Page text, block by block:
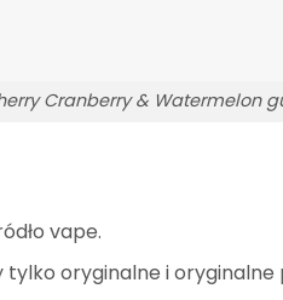
Cranberry & Watermelon
vape.
tylko oryginalne i